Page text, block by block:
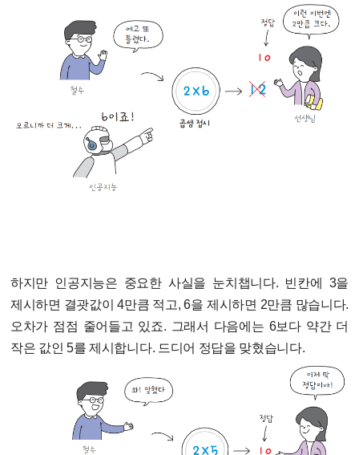
하지만 인공지능은 중요한 사실을 눈치챕니다. 빈칸에 3을
제시하면 결괏값이 4만큼 적고, 6을 제시하면 2만큼 많습니다.
오차가 점점 줄어들고 있죠. 그래서 다음에는 6보다 약간 더
작은 값인 5를 제시합니다. 드디어 정답을 맞혔습니다.